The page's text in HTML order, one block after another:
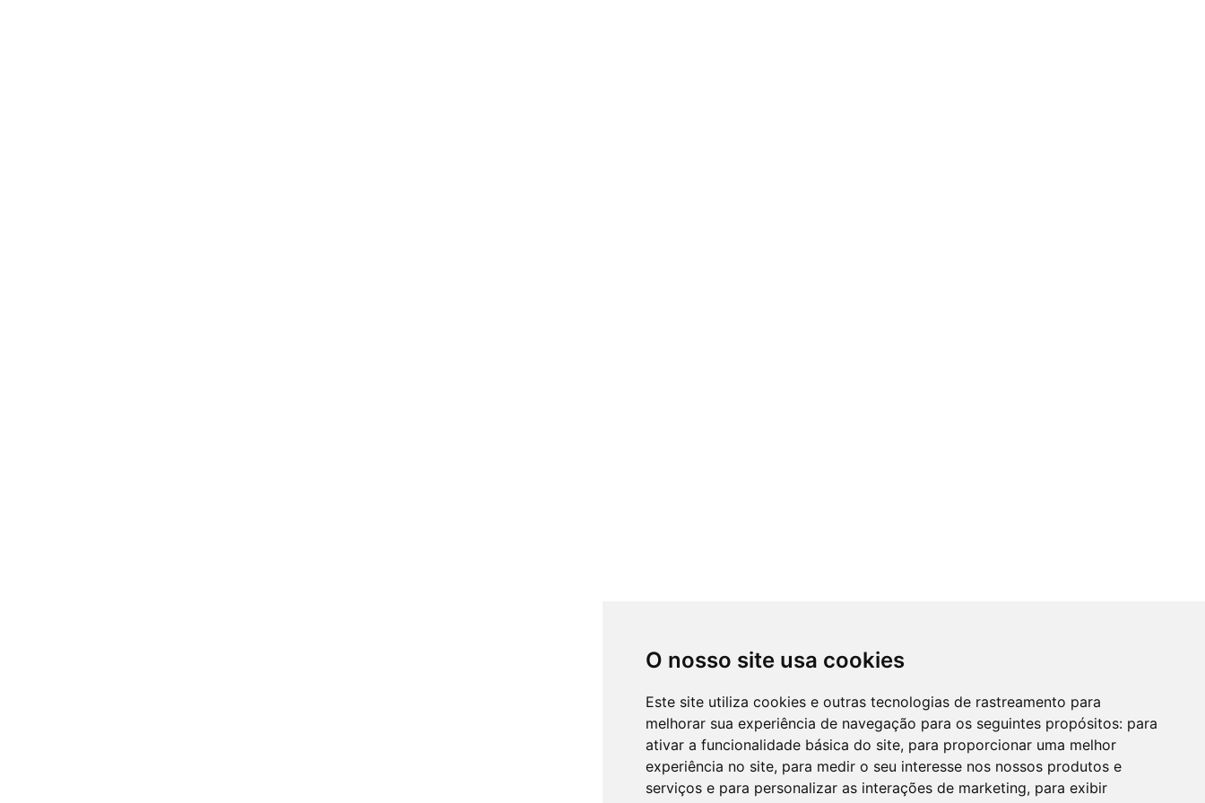
O nosso site usa cookies
Este site utiliza cookies e outras tecnologias de rastreamento para
melhorar sua experiência de navegação para os seguintes propósitos: para
ativar a funcionalidade básica do site, para proporcionar uma melhor
experiência no site, para medir o seu interesse nos nossos produtos e
serviços e para personalizar as interações de marketing, para exibir